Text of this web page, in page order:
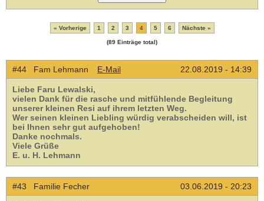
« Vorherige 1 2 3 4 5 6 Nächste »
(89 Einträge total)
#44 Fam Lehmann E-Mail 22.08.2019 - 14:39
Liebe Faru Lewalski,
vielen Dank für die rasche und mitfühlende Begleitung
unserer kleinen Resi auf ihrem letzten Weg.
Wer seinen kleinen Liebling würdig verabscheiden will, ist
bei Ihnen sehr gut aufgehoben!
Danke nochmals.
Viele Grüße
E. u. H. Lehmann
#43 Familie Fecher 03.06.2019 - 20:23